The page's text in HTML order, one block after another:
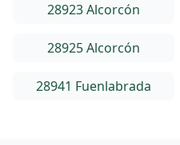
28923 Alcorcón
28925 Alcorcón
28941 Fuenlabrada